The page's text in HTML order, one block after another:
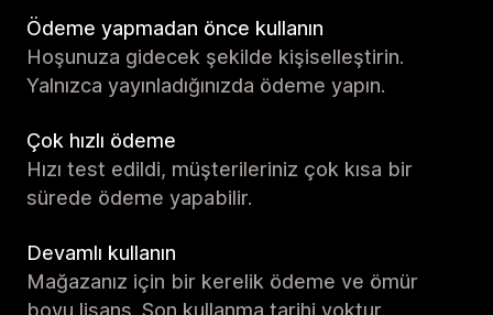
Ödeme yapmadan önce kullanın
Hoşunuza gidecek şekilde kişiselleştirin.
Yalnızca yayınladığınızda ödeme yapın.
Çok hızlı ödeme
Hızı test edildi, müşterileriniz çok kısa bir
sürede ödeme yapabilir.
Devamlı kullanın
Mağazanız için bir kerelik ödeme ve ömür
boyu lisans. Son kullanma tarihi yoktur.